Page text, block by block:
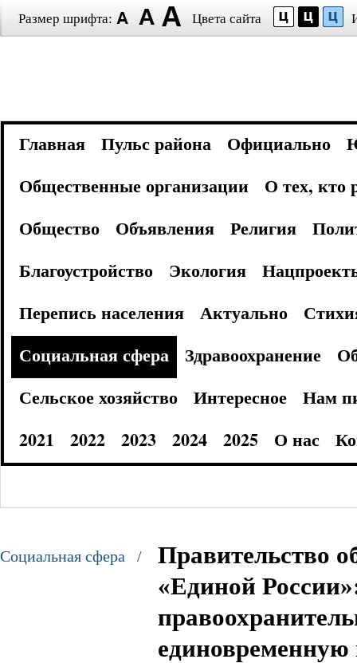
Размер шрифта: Цвета сайта
Главная Пульс района Официально
Общественные организации
О тех, кто
Общество
Объявления Религия
Благоустройство
Экология
Перепись населения
Актуально
Социальная сфера
Здравоохранение
Сельское хозяйство
Интересное
Нам
2021
2022 2023 2024 2025 О нас
Социальная сфера /
Правительство
«Единой